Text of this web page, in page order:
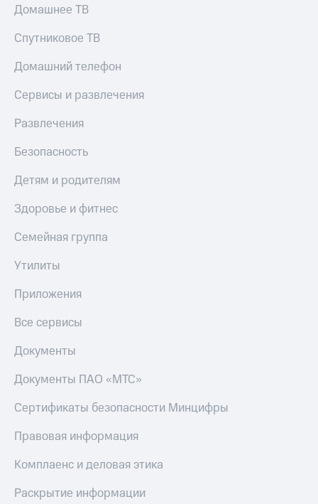
Домашнее ТВ
Спутниковое ТВ
Домашний телефон
Сервисы и развлечения
Развлечения
Безопасность
Детям и родителям
Здоровье и фитнес
Семейная группа
Утилиты
Приложения
Все сервисы
Документы
Документы ПАО «МТС»
Сертификаты безопасности Минцифры
Правовая информация
Комплаенс и деловая этика
Раскрытие информации